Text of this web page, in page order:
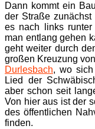
Dann kommt ein
der Straße
es nach links
man entlang gehen
geht weiter durch
großen Kreuzung
Durlesbach, wo
Lied der
aber schon seit
Von hier aus ist der
des öffentlichen
finden.